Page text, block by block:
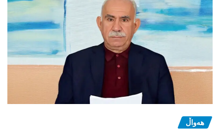
هەواڵ